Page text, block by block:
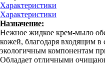
Характеристики
Характеристики
Назначение:
Нежное жидкое крем-мыло
кожей, благодаря входящим в
экологичным компонентам
Обладает отличными